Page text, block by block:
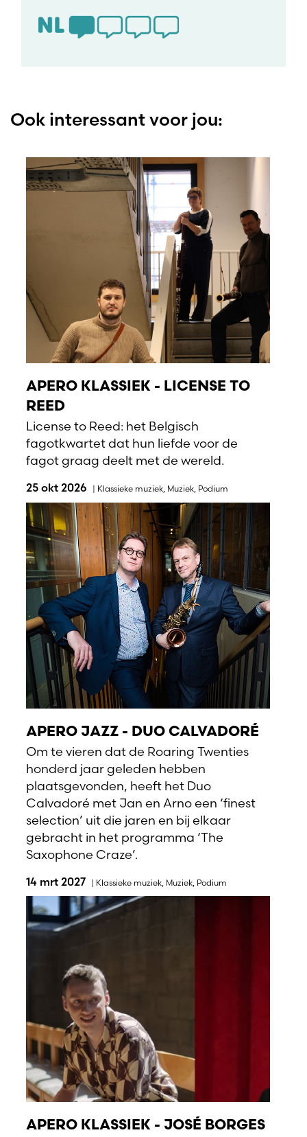
Ook interessant voor jou:
APERO KLASSIEK - LICENSE TO
REED
License to Reed: het Belgisch
fagotkwartet dat hun liefde voor de
fagot graag deelt met de wereld.
25 okt 2026 | Klassieke muziek, Muziek, Podium
APERO JAZZ - DUO CALVADORÉ
Om te vieren dat de Roaring Twenties
honderd jaar geleden hebben
plaatsgevonden, heeft het Duo
Calvadoré met Jan en Arno een ‘finest
selection’ uit die jaren en bij elkaar
gebracht in het programma ‘The
Saxophone Craze’.
14 mrt 2027 | Klassieke muziek Muziek Podium
APERO KLASSIEK - JOSÉ BORGES